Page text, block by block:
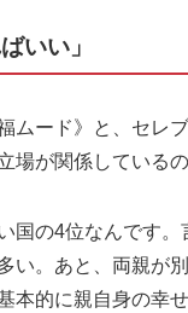
いい」
ード》と、セレ
場が関係しているの
国の4位なんです
い。あと、両親が
本的に親自身の幸